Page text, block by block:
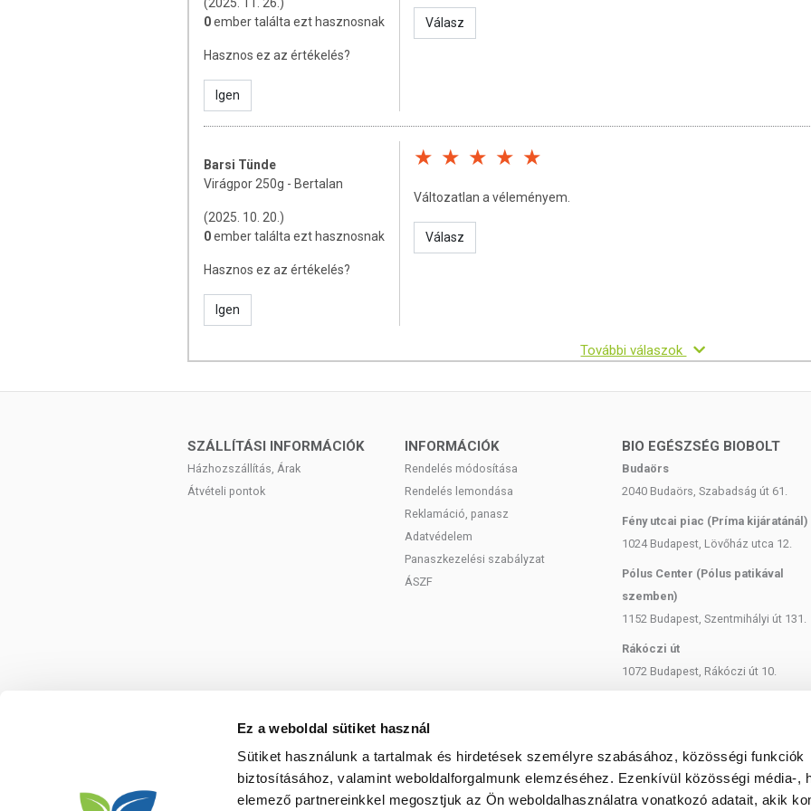
Ez a weboldal sütiket használ
Sütiket használunk a tartalmak és hirdetések személyre szabásához, közösségi funkciók
biztosításához, valamint weboldalforgalmunk elemzéséhez. Ezenkívül közösségi média-,
elemező partnereinkkel megosztjuk az Ön weboldalhasználatra vonatkozó adatait, akik
0ember találta ezt hasznosnak
Hasznos ez az értékelés?
Igen
Válasz
Barsi Tünde
Virágpor 250g - Bertalan
(2025. 10. 20.)
0ember találta ezt hasznosnak
Hasznos ez az értékelés?
Igen
Változatlan a véleményem.
Válasz
További válaszok
SZÁLLÍTÁSI INFORMÁCIÓK
Házhozszállítás, Árak
Átvételi pontok
INFORMÁCIÓK
Rendelés módosítása
Rendelés lemondása
Reklamáció, panasz
Adatvédelem
Panaszkezelési szabályzat
ÁSZF
BIO EGÉSZSÉG BIOBOLT
Budaörs
2040 Budaörs, Szabadság út 61.
Fény utcai piac (Príma kijáratánál)
1024 Budapest, Lövőház utca 12.
Pólus Center (Pólus patikával
szemben)
1152 Budapest, Szentmihályi út 131.
Rákóczi út
1072 Budapest, Rákóczi út 10.
Bartók Béla
1114 Budapest, Bartók Béla út 71.